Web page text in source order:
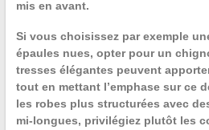
mis en avant.
Si vous choisissez par exemple
épaules nues, opter pour un
tresses élégantes peuvent
tout en mettant l’emphase sur ce
les robes plus structurées avec
mi-longues, privilégiez plutôt les